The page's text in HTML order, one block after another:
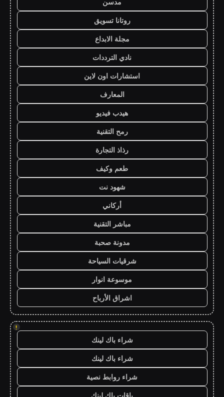
روتانا تسويق
مجلة الابداع
نادي الترددات
استشارات اون لاين
المعارف
هيدب فيديو
رمح التقنية
رذاذ التجارة
طعم وكيف
شهود نت
أركاني
مباشر التقنية
مدونة صحبة
شرقيات السياحة
موسوعة انوار
اشراق الأرباح
!
شراء باك لينك
شراء باك لينك
شراء روابط نصية